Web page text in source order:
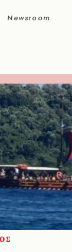
Newsroom